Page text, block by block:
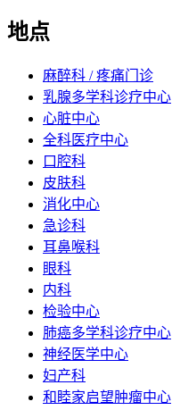
地点
麻醉科 / 疼痛门诊
乳腺多学科诊疗中心
心脏中心
全科医疗中心
口腔科
皮肤科
消化中心
急诊科
耳鼻喉科
眼科
内科
检验中心
肺癌多学科诊疗中心
神经医学中心
妇产科
和睦家启望肿瘤中心